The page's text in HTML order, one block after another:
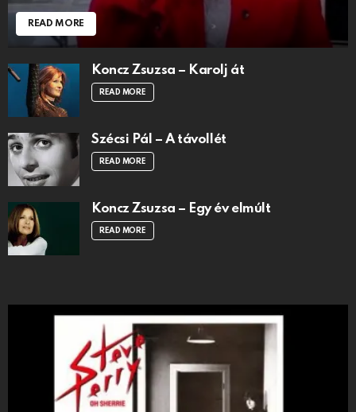
READ MORE
Koncz Zsuzsa – Karolj át
READ MORE
Szécsi Pál – A távollét
READ MORE
Koncz Zsuzsa – Egy év elmúlt
READ MORE